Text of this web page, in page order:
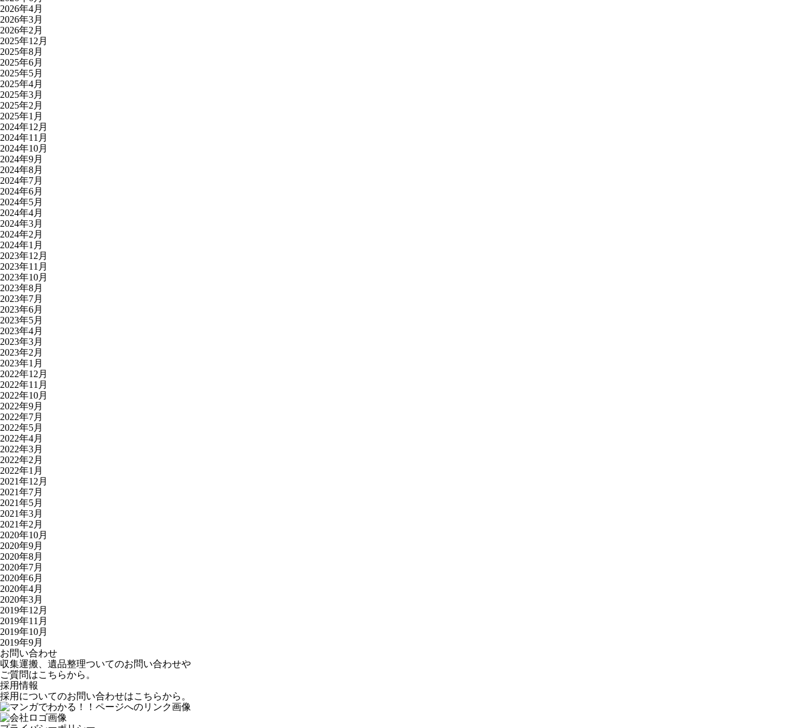
2026年4月
2026年3月
2026年2月
2025年12月
2025年8月
2025年6月
2025年5月
2025年4月
2025年3月
2025年2月
2025年1月
2024年12月
2024年11月
2024年10月
2024年9月
2024年8月
2024年7月
2024年6月
2024年5月
2024年4月
2024年3月
2024年2月
2024年1月
2023年12月
2023年11月
2023年10月
2023年8月
2023年7月
2023年6月
2023年5月
2023年4月
2023年3月
2023年2月
2023年1月
2022年12月
2022年11月
2022年10月
2022年9月
2022年7月
2022年5月
2022年4月
2022年3月
2022年2月
2022年1月
2021年12月
2021年7月
2021年5月
2021年3月
2021年2月
2020年10月
2020年9月
2020年8月
2020年7月
2020年6月
2020年4月
2020年3月
2019年12月
2019年11月
2019年10月
2019年9月
お問い合わせ
収集運搬、遺品整理ついてのお問い合わせや
ご質問はこちらから。
採用情報
採用についてのお問い合わせはこちらから。